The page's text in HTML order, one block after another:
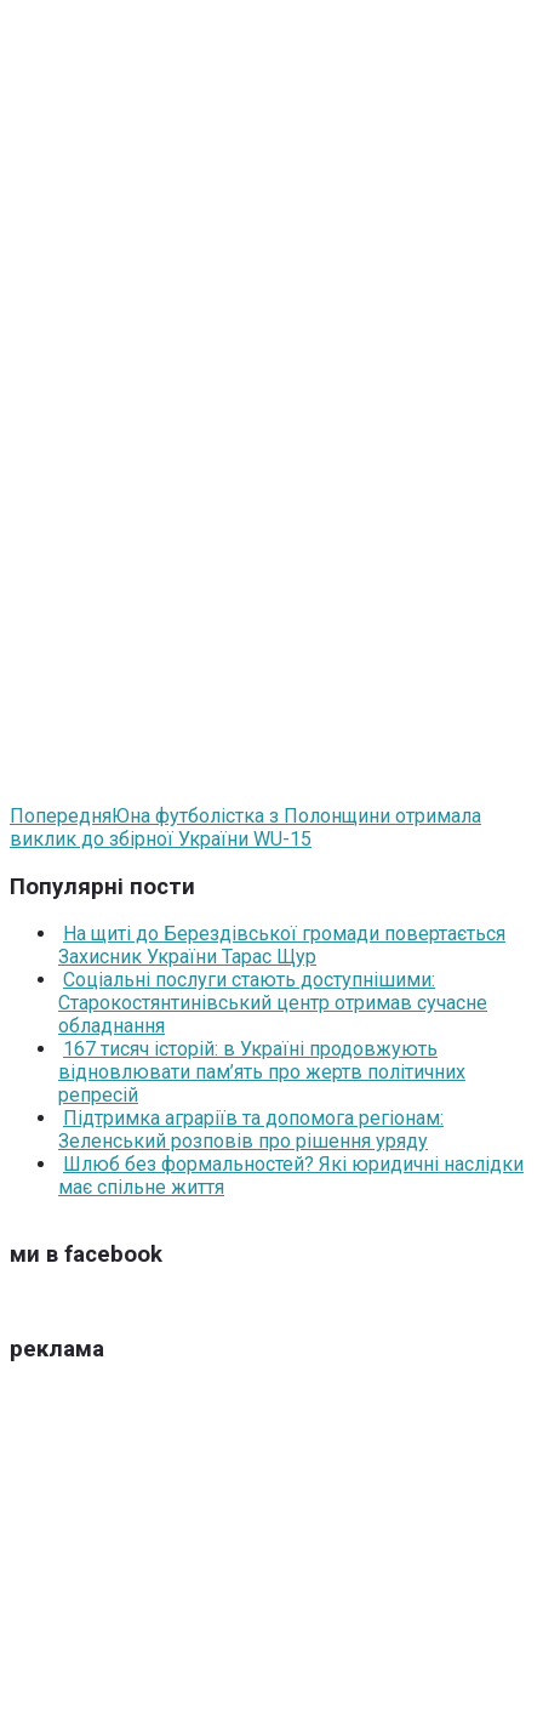
ПопередняЮна футболістка з Полонщини отримала
виклик до збірної України WU-15
Популярні пости
На щиті до Берездівської громади повертається
Захисник України Тарас Щур
Соціальні послуги стають доступнішими:
Старокостянтинівський центр отримав сучасне
обладнання
167 тисяч історій: в Україні продовжують
відновлювати пам’ять про жертв політичних
репресій
Підтримка аграріїв та допомога регіонам:
Зеленський розповів про рішення уряду
Шлюб без формальностей? Які юридичні наслідки
має спільне життя
ми в facebook
реклама